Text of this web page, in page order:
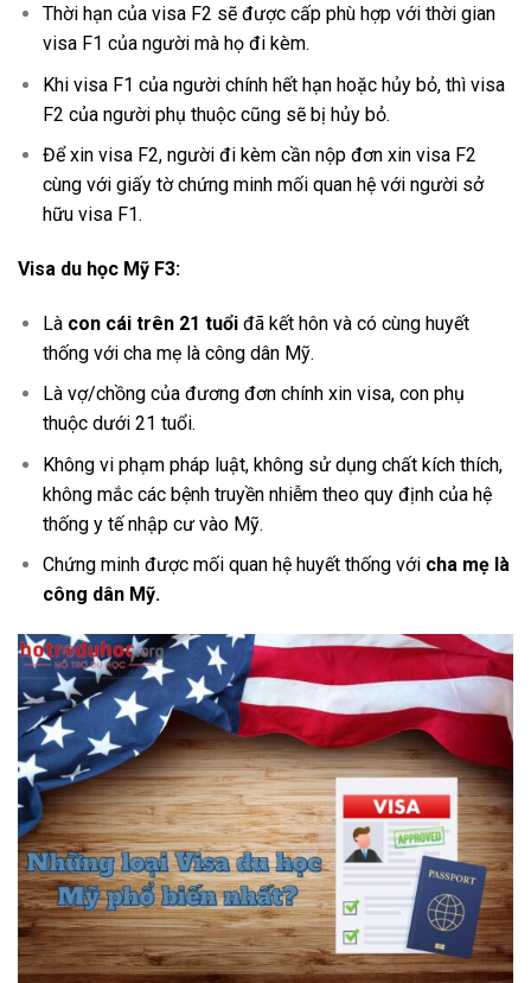
Thời hạn của visa F2 sẽ được cấp phù hợp với thời gian
visa F1 của người mà họ đi kèm.
Khi visa F1 của người chính hết hạn hoặc hủy bỏ, thì visa
F2 của người phụ thuộc cũng sẽ bị hủy bỏ.
Để xin visa F2, người đi kèm cần nộp đơn xin visa F2
cùng với giấy tờ chứng minh mối quan hệ với người sở
hữu visa F1.
Visa du học Mỹ F3:
Là con cái trên 21 tuổiđã kết hôn và có cùng huyết
thống với cha mẹ là công dân Mỹ.
Là vợ/chồng của đương đơn chính xin visa, con phụ
thuộc dưới 21 tuổi.
Không vi phạm pháp luật, không sử dụng chất kích thích,
không mắc các bệnh truyền nhiễm theo quy định của hệ
thống y tế nhập cư vào Mỹ.
Chứng minh được mối quan hệ huyết thống với cha mẹ là
công dân Mỹ.